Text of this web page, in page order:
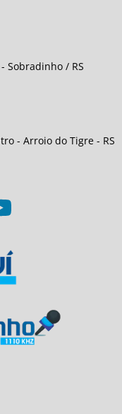
Sobradinho / RS
- Arroio do Tigre - RS